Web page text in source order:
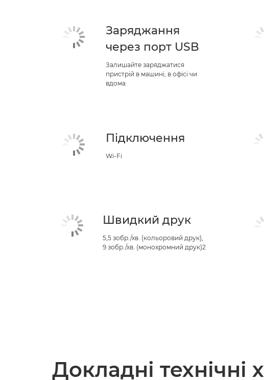
Заряджання
через порт USB
Залишайте заряджатися
пристрій в машині, в офісі чи
вдома
Підключення
Wi-Fi
Швидкий друк
5,5 зобр./хв. (кольоровий друк),
9 зобр./хв. (монохромний друк)2
Докладні технічні